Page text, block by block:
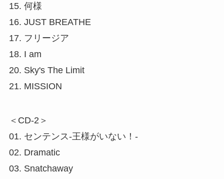
15. 何様
16. JUST BREATHE
17. フリージア
18. I am
20. Sky's The Limit
21. MISSION
＜CD-2＞
01. センテンス-王様がいない！-
02. Dramatic
03. Snatchaway